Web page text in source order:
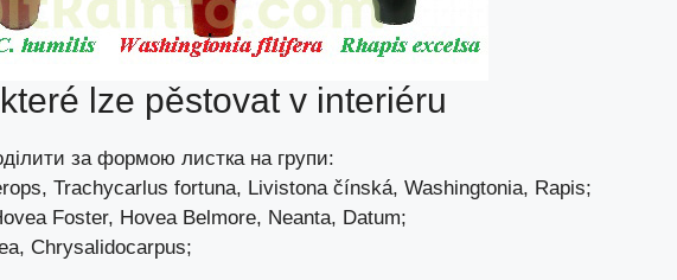
lze pěstovat v interiéru
за формою листка на групи:
Trachycarlus fortuna, Livistona čínská, Washingtonia, Rapis;
Foster, Hovea Belmore, Neanta, Datum;
Chrysalidocarpus;